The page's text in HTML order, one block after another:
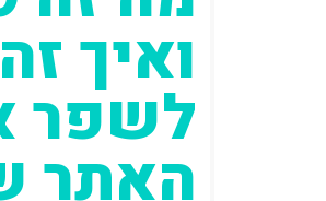
ואיך
לשפר
האתר